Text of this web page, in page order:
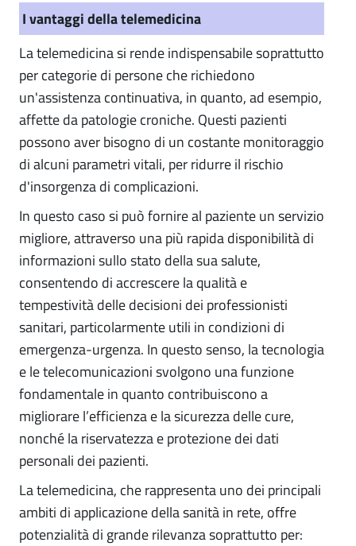
I vantaggi della telemedicina
La telemedicina si rende indispensabile soprattutto
per categorie di persone che richiedono
un'assistenza continuativa, in quanto, ad esempio,
affette da patologie croniche. Questi pazienti
possono aver bisogno di un costante monitoraggio
di alcuni parametri vitali, per ridurre il rischio
d'insorgenza di complicazioni.
In questo caso si può fornire al paziente un servizio
migliore, attraverso una più rapida disponibilità di
informazioni sullo stato della sua salute,
consentendo di accrescere la qualità e
tempestività delle decisioni dei professionisti
sanitari, particolarmente utili in condizioni di
emergenza-urgenza. In questo senso, la tecnologia
e le telecomunicazioni svolgono una funzione
fondamentale in quanto contribuiscono a
migliorare l’efficienza e la sicurezza delle cure,
nonché la riservatezza e protezione dei dati
personali dei pazienti.
La telemedicina, che rappresenta uno dei principali
ambiti di applicazione della sanità in rete, offre
potenzialità di grande rilevanza soprattutto per: